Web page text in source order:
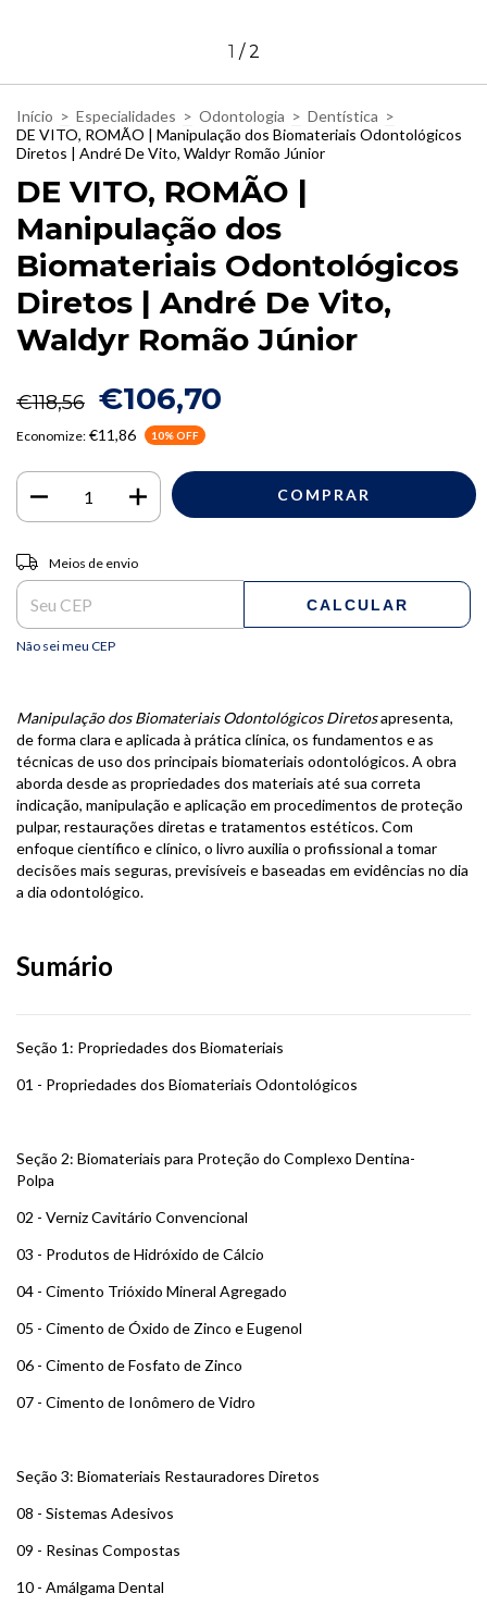
1 /2
Início > Especialidades > Odontologia > Dentística >
DE VITO, ROMÃO | Manipulação dos Biomateriais Odontológicos
Diretos | André De Vito, Waldyr Romão Júnior
DE VITO, ROMÃO |
Manipulação dos
Biomateriais Odontológicos
Diretos | André De Vito,
Waldyr Romão Júnior
€118,56 €106,70
Economize: €11,86 10% OFF
Entregas para o CEP:
Meios de envio
CALCULAR
Não sei meu CEP
Manipulação dos Biomateriais Odontológicos Diretosapresenta,
de forma clara e aplicada à prática clínica, os fundamentos e as
técnicas de uso dos principais biomateriais odontológicos. A obra
aborda desde as propriedades dos materiais até sua correta
indicação, manipulação e aplicação em procedimentos de proteção
pulpar, restaurações diretas e tratamentos estéticos. Com
enfoque científico e clínico, o livro auxilia o profissional a tomar
decisões mais seguras, previsíveis e baseadas em evidências no dia
a dia odontológico.
Sumário
Seção 1: Propriedades dos Biomateriais
01 - Propriedades dos Biomateriais Odontológicos
Seção 2: Biomateriais para Proteção do Complexo Dentina-
Polpa
02 - Verniz Cavitário Convencional
03 - Produtos de Hidróxido de Cálcio
04 - Cimento Trióxido Mineral Agregado
05 - Cimento de Óxido de Zinco e Eugenol
06 - Cimento de Fosfato de Zinco
07 - Cimento de Ionômero de Vidro
Seção 3: Biomateriais Restauradores Diretos
08 - Sistemas Adesivos
09 - Resinas Compostas
10 - Amálgama Dental